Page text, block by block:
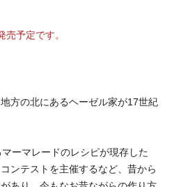
予定です。
方の北にあるヘーゼル家が17世紀
ーマレードのレシピが現存した
ンテストを主催するなど、昔から